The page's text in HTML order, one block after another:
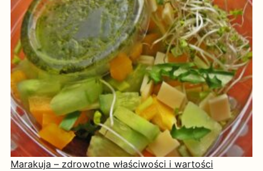
Marakuja – zdrowotne właściwości i wartości